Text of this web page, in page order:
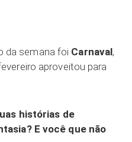
da semana foi Carnaval,
aproveitou para
histórias de
E você que não